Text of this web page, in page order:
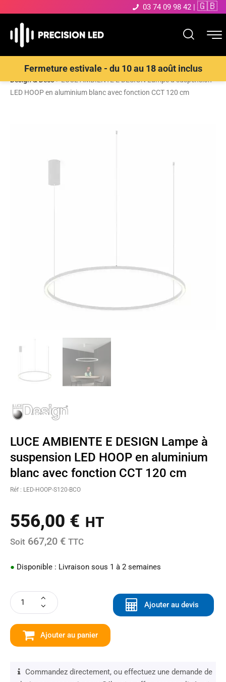
03 74 09 98 42 | 🇬🇧
Fermeture estivale - du 10 au 18 août inclus
Accueil>Boutique>ECLAIRAGE INTERIEUR LED>Suspensions
Design & Déco>LUCE AMBIENTE E DESIGN Lampe à suspension
LED HOOP en aluminium blanc avec fonction CCT 120 cm
LUCE AMBIENTE E DESIGN Lampe à
suspension LED HOOP en aluminium
blanc avec fonction CCT 120 cm
Réf : LED-HOOP-S120-BCO
556,00 € HT
Soit 667,20 € TTC
● Disponible : Livraison sous 1 à 2 semaines
Ajouter au panier
Ajouter au devis
Commandez directement, ou effectuez une demande de